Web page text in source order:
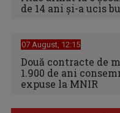
de 14 ani și-a ucis
07 August, 12:15
Două contracte de
1.900 de ani
expuse la MNIR